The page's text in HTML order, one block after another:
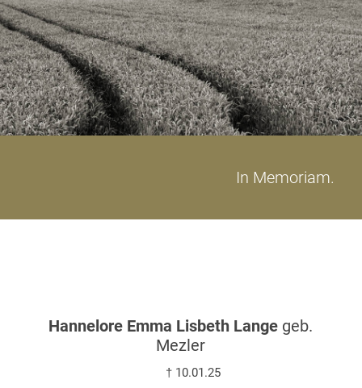
In Memoriam.
Hannelore Emma Lisbeth Lange geb.
Mezler
† 10.01.25